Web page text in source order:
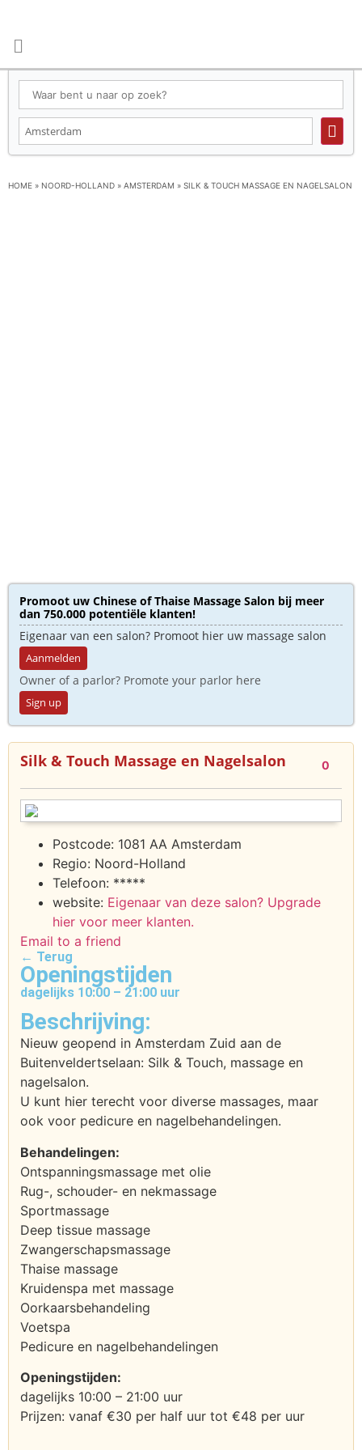
HOME » NOORD-HOLLAND » AMSTERDAM » SILK & TOUCH MASSAGE EN NAGELSALON
Promoot uw Chinese of Thaise Massage Salon bij meer
dan 750.000 potentiële klanten!
Eigenaar van een salon? Promoot hier uw massage salon
Aanmelden
Owner of a parlor? Promote your parlor here
Sign up
Silk & Touch Massage en Nagelsalon 0
Postcode: 1081 AA Amsterdam
Regio: Noord-Holland
Telefoon: *****
website: Eigenaar van deze salon? Upgrade
hier voor meer klanten.
Email to a friend
← Terug
Openingstijden
dagelijks 10:00 – 21:00 uur
Beschrijving:
Nieuw geopend in Amsterdam Zuid aan de
Buitenveldertselaan: Silk & Touch, massage en
nagelsalon.
U kunt hier terecht voor diverse massages, maar
ook voor pedicure en nagelbehandelingen.
Behandelingen:
Ontspanningsmassage met olie
Rug-, schouder- en nekmassage
Sportmassage
Deep tissue massage
Zwangerschapsmassage
Thaise massage
Kruidenspa met massage
Oorkaarsbehandeling
Voetspa
Pedicure en nagelbehandelingen
Openingstijden:
dagelijks 10:00 – 21:00 uur
Prijzen: vanaf €30 per half uur tot €48 per uur